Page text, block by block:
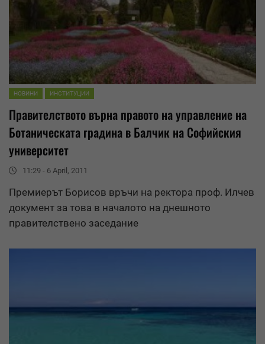
НОВИНИ ИНСТИТУЦИИ
Правителството върна правото науправление на
Ботаническата градина в Балчик на Софийския
университет
11:29 - 6 April, 2011
Премиерът Борисов връчи на ректора проф. Илчев
документ за това в началото на днешното
правителствено заседание